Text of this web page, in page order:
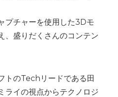
プチャーを使用した3Dモ
、盛りだくさんのコンテン
トのTechリードである田
ライの視点からテクノロジ